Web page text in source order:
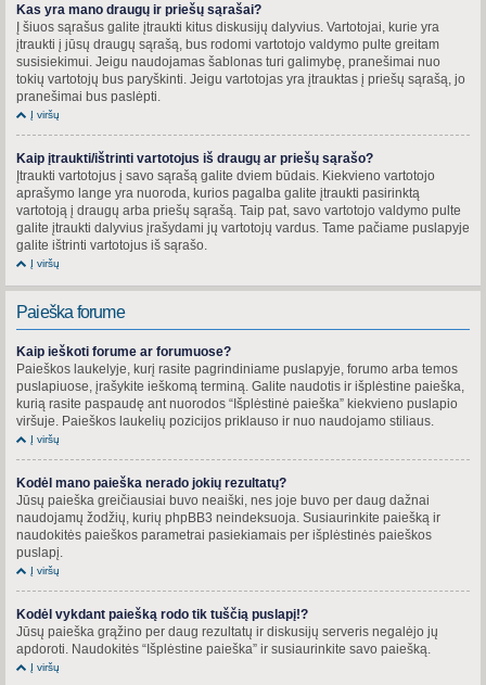
Kas yra mano draugų ir priešų sąrašai?
Į šiuos sąrašus galite įtraukti kitus diskusijų dalyvius. Vartotojai, kurie yra
įtraukti į jūsų draugų sąrašą, bus rodomi vartotojo valdymo pulte greitam
susisiekimui. Jeigu naudojamas šablonas turi galimybę, pranešimai nuo
tokių vartotojų bus paryškinti. Jeigu vartotojas yra įtrauktas į priešų sąrašą, jo
pranešimai bus paslėpti.
Į viršų
Kaip įtraukti/ištrinti vartotojus iš draugų ar priešų sąrašo?
Įtraukti vartotojus į savo sąrašą galite dviem būdais. Kiekvieno vartotojo
aprašymo lange yra nuoroda, kurios pagalba galite įtraukti pasirinktą
vartotoją į draugų arba priešų sąrašą. Taip pat, savo vartotojo valdymo pulte
galite įtraukti dalyvius įrašydami jų vartotojų vardus. Tame pačiame puslapyje
galite ištrinti vartotojus iš sąrašo.
Į viršų
Paieška forume
Kaip ieškoti forume ar forumuose?
Paieškos laukelyje, kurį rasite pagrindiniame puslapyje, forumo arba temos
puslapiuose, įrašykite ieškomą terminą. Galite naudotis ir išplėstine paieška,
kurią rasite paspaudę ant nuorodos “Išplėstinė paieška” kiekvieno puslapio
viršuje. Paieškos laukelių pozicijos priklauso ir nuo naudojamo stiliaus.
Į viršų
Kodėl mano paieška nerado jokių rezultatų?
Jūsų paieška greičiausiai buvo neaiški, nes joje buvo per daug dažnai
naudojamų žodžių, kurių phpBB3 neindeksuoja. Susiaurinkite paiešką ir
naudokitės paieškos parametrai pasiekiamais per išplėstinės paieškos
puslapį.
Į viršų
Kodėl vykdant paiešką rodo tik tuščią puslapį!?
Jūsų paieška grąžino per daug rezultatų ir diskusijų serveris negalėjo jų
apdoroti. Naudokitės “Išplėstine paieška” ir susiaurinkite savo paiešką.
Į viršų